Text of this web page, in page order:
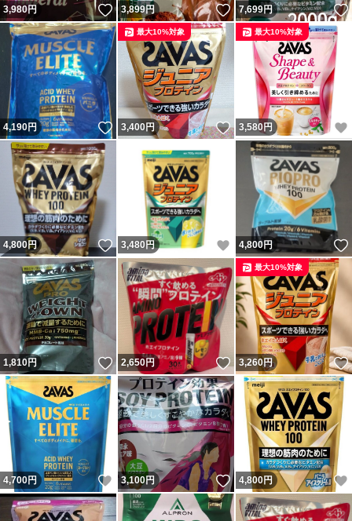
3,980円 いいね！
3,899円 いいね！
7,699円
4,190円 いいね！
3,400円 いいね！
最大10%対象
3,580円
最大10%対象
4,800円 いいね！
3,480 円 いいね！
4,800円
1,810円 いいね！
2,650円 いいね！
3,260円
最大10%対象
4,700円 いいね！
3,100円 いいね！
4,800円